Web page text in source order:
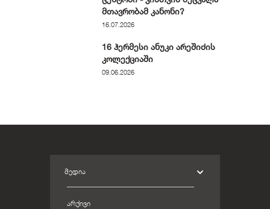
მთავრობამ კანონი?
16.07.2026
16 ჰერმესი ანუკი არეშიძის
კოლექციაში
09.06.2026
ᲛᲔᲓᲘᲐ
ᲐᲠᲥᲘᲕᲘ